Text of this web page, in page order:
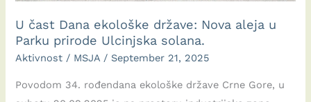
U čast Dana ekološke države: Nova aleja u
Parku prirode Ulcinjska solana.
Aktivnost / MSJA / September 21, 2025
Povodom 34. rođendana ekološke države Crne Gore, u